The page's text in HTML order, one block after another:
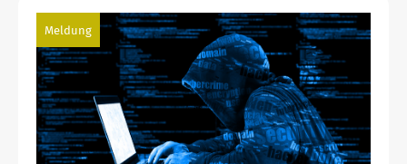
Meldung